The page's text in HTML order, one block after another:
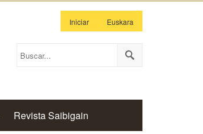
Iniciar Euskara
Revista Saibigain